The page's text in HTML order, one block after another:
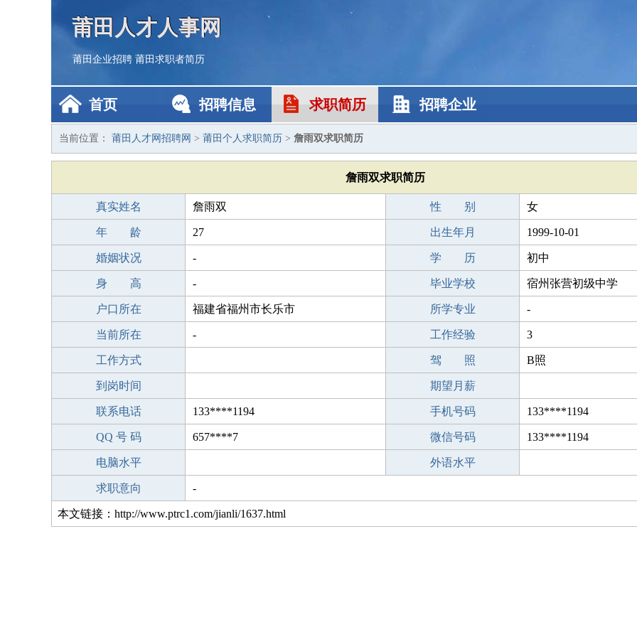
莆田人才人事网
莆田企业招聘 莆田求职者简历
首页 招聘信息 求职简历 招聘企业
当前位置： 莆田人才网招聘网 > 莆田个人求职简历 > 詹雨双求职简历
詹雨双求职简历
真实姓名 詹雨双 性 别 女
年 龄 27 出生年月 1999-10-01
婚姻状况 - 学 历 初中
身 高 - 毕业学校 宿州张营初级中学
户口所在 福建省福州市长乐市 所学专业 -
当前所在 - 工作经验 3
工作方式 驾 照 B照
到岗时间 期望月薪
联系电话 133****1194 手机号码 133****1194
QQ 号 码 657****7 微信号码 133****1194
电脑水平 外语水平
求职意向 -
本文链接：http://www.ptrc1.com/jianli/1637.html